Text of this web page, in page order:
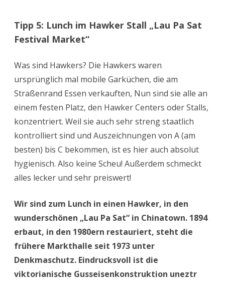
Tipp 5: Lunch im Hawker Stall „Lau Pa Sat
Festival Market“
Was sind Hawkers? Die Hawkers waren
ursprünglich mal mobile Garküchen, die am
Straßenrand Essen verkauften, Nun sind sie alle an
einem festen Platz, den Hawker Centers oder Stalls,
konzentriert. Weil sie auch sehr streng staatlich
kontrolliert sind und Auszeichnungen von A (am
besten) bis C bekommen, ist es hier auch absolut
hygienisch. Also keine Scheu! Außerdem schmeckt
alles lecker und sehr preiswert!
Wir sind zum Lunch in einen Hawker, in den
wunderschönen „Lau Pa Sat“ in Chinatown. 1894
erbaut, in den 1980ern restauriert, steht die
frühere Markthalle seit 1973 unter
Denkmaschutz. Eindrucksvoll ist die
viktorianische Gusseisenkonstruktion uneztr